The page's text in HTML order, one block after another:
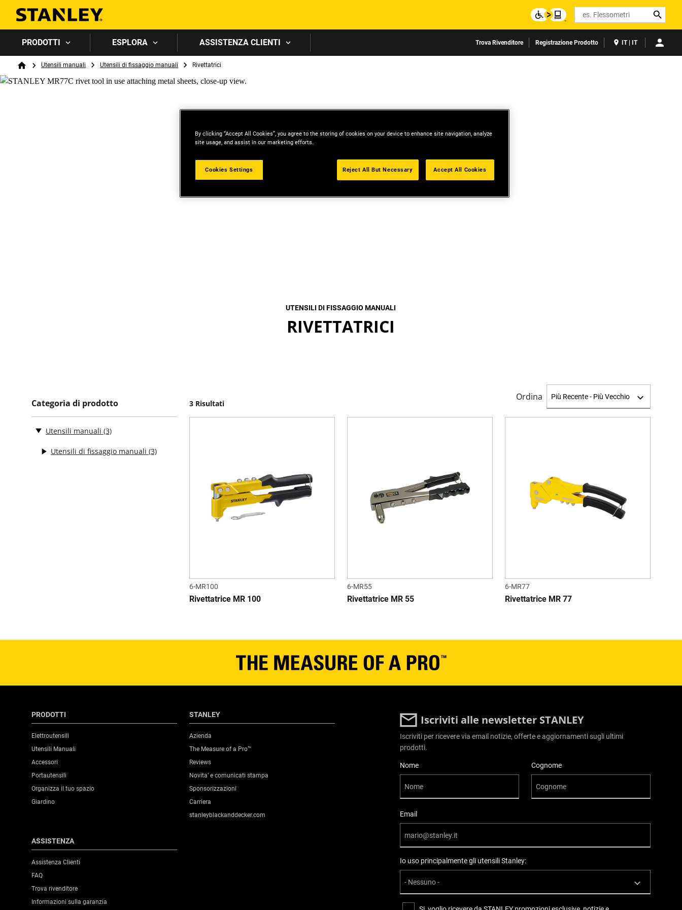
Search
PRODOTTI ESPLORA ASSISTENZA CLIENTI Trova Rivenditore Registrazione Prodotto IT | IT
Breadcrumb
HomeUtensili manuali Utensili di fissaggio manuali Rivettatrici
UTENSILI DI FISSAGGIO MANUALI
RIVETTATRICI
Categoria di prodotto
Utensili manuali (3)
Utensili di fissaggio manuali (3)
3 Risultati
Ordina
6-MR100
Rivettatrice MR 100
6-MR55
Rivettatrice MR 55
6-MR77
Rivettatrice MR 77
PRODOTTI
Elettroutensili
Utensili Manuali
Accessori
Portautensili
Organizza il tuo spazio
Giardino
STANLEY
Azienda
The Measure of a Pro™
Reviews
Novita’ e comunicati stampa
Sponsorizzazioni
Carriera
stanleyblackanddecker.com
ASSISTENZA
Assistenza Clienti
FAQ
Trova rivenditore
Informazioni sulla garanzia
Iscriviti alle newsletter STANLEY
Iscriviti per ricevere via email notizie, offerte e aggiornamenti sugli ultimi
prodotti.
User Details
Nome Cognome
Email
Io uso principalmente gli utensili Stanley:
By clicking “Accept All Cookies”, you agree to the storing of cookies on your device to enhance site navigation, analyze
site usage, and assist in our marketing efforts.
Cookies Settings Reject All But Necessary Accept All Cookies